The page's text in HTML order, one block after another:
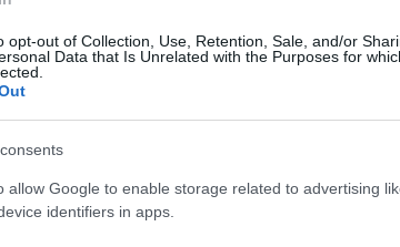
opt-out of Collection, Use, Retention, Sale, and/or
Data that Is Unrelated with the Purposes for
allow Google to enable storage related to advertising
identifiers in apps.
y Óscar las posibilidades. Si Damián, Olivera y
con Uruguay, Iglesias, Jonathan Silva y
ser titulares.
tras 22 jornadas
Repasamos los líderes de LaLiga en apartados
como tiros, pases clave, regates o entradas tras